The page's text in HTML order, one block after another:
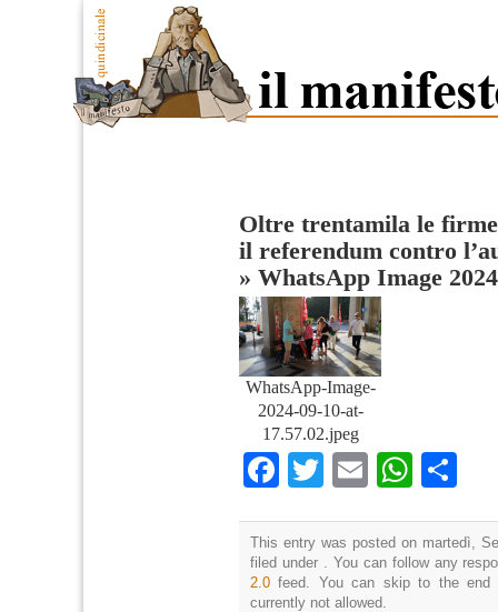
Oltre trentamila le
il referendum contro
» WhatsApp Image
WhatsApp-Image-
2024-09-10-at-
17.57.02.jpeg
Facebook
TwitterEmail
This entry was posted on martedì,
filed under . You can follow any
2.0 feed. You can skip to the end
currently not allowed.